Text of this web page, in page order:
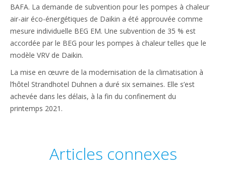
BAFA. La demande de subvention pour les pompes à chaleur
air-air éco-énergétiques de Daikin a été approuvée comme
mesure individuelle BEG EM. Une subvention de 35 % est
accordée par le BEG pour les pompes à chaleur telles que le
modèle VRV de Daikin.
La mise en œuvre de la modernisation de la climatisation à
l’hôtel Strandhotel Duhnen a duré six semaines. Elle s’est
achevée dans les délais, à la fin du confinement du
printemps 2021.
Articles connexes